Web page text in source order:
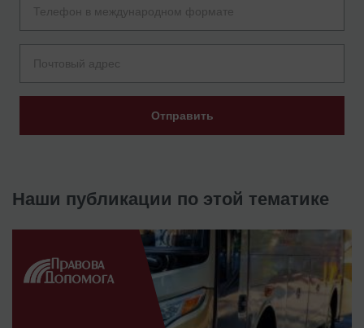
Отправить
Наши публикации по этой тематике